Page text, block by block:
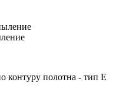
контуру полотна - тип Е